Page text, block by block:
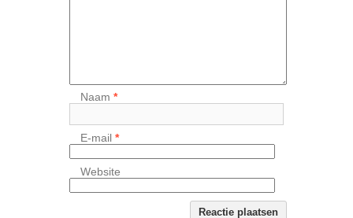
Naam*
E-mail*
Website